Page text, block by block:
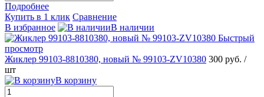
Подробнее
Купить в 1 клик Сравнение
В избранное
В наличии
Быстрый
просмотр
Жиклер 99103-8810380, новый № 99103-ZV10380 300 руб. /
шт
В корзину